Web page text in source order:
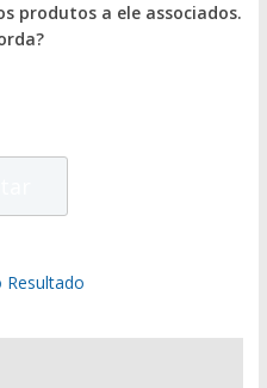
produtos a ele associados.
Resultado